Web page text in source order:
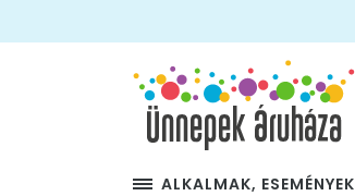
ALKALMAK, ESEMÉNYEK